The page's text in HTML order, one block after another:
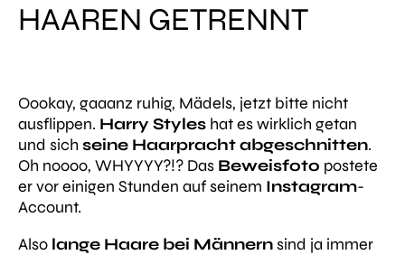
HAAREN GETRENNT
Oookay, gaaanz ruhig, Mädels, jetzt bitte nicht
ausflippen. Harry Styles hat es wirklich getan
und sich seine Haarpracht abgeschnitten.
Oh noooo, WHYYYY?!? Das Beweisfoto postete
er vor einigen Stunden auf seinem Instagram-
Account.
Also lange Haare bei Männernsind ja immer